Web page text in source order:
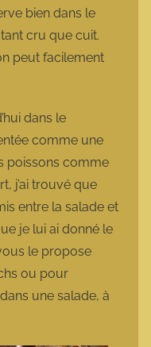
bien dans le
cru que cuit.
peut facilement
dans le
comme une
poissons comme
j’ai trouvé que
entre la salade et
je lui ai donné le
le propose
ou pour
une salade, à